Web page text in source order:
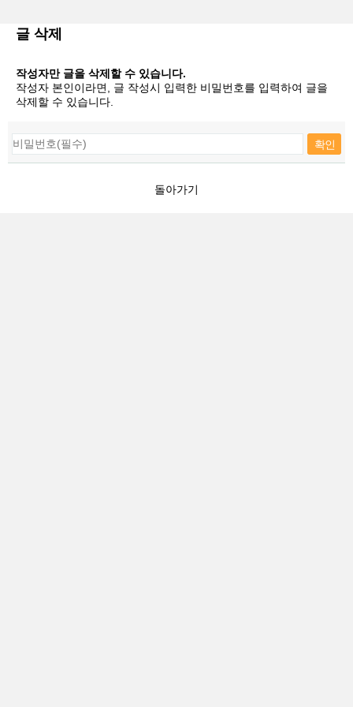
글 삭제
작성자만 글을 삭제할 수 있습니다.
작성자 본인이라면, 글 작성시 입력한 비밀번호를 입력하여 글을
삭제할 수 있습니다.
돌아가기